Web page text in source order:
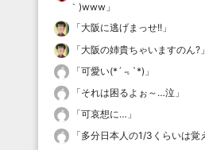
｀)www 」
「大阪に逃げまっせ!! 」
「大阪の姉貴ちゃいますのん? 」
「可愛い(*´﹃`*) 」
「それは困るよぉ～…泣 」
「可哀想に… 」
「多分日本人の1/3くらいは覚